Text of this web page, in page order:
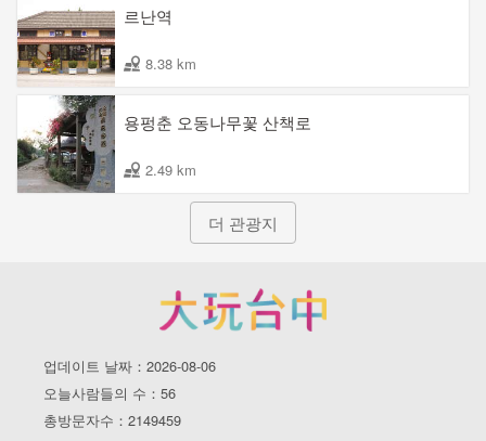
르난역
8.38 km
용펑춘 오동나무꽃 산책로
2.49 km
더 관광지
업데이트 날짜：2026-08-06
오늘사람들의 수：56
총방문자수：2149459